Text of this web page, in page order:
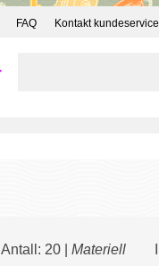
FAQ Kontakt kundeservice
Antall: 20 | Materiell